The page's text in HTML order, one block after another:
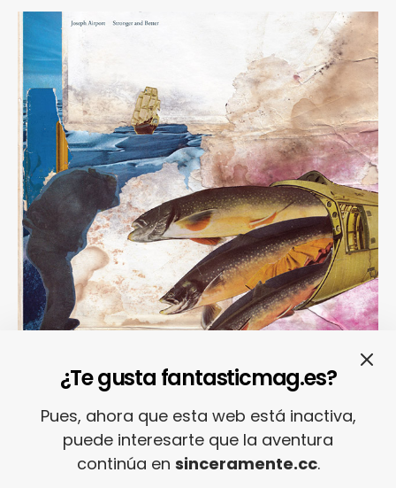
[dropcap]70%[/dropcap] STRONGER AND
BETTER / Joseph Airport.Si nos dijeran que
el estreno en largo deJoseph Airport
¿Te gusta fantasticmag.es?
Pues, ahora que esta web está inactiva,
puede interesarte que la aventura
continúa en sinceramente.cc.